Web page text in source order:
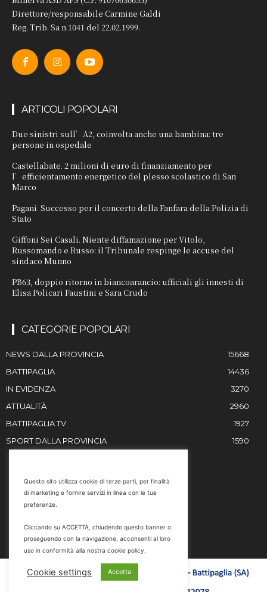
Direttore/responsabile Carmine Galdi
Reg. Trib. Sa n.1041 del 22.02.1999.
ARTICOLI POPOLARI
Due sinistri sull’A2, coinvolta anche una bambina: tre
persone in ospedale
Castellabate. 2 milioni di euro di finanziamento per
l’efficientamento energetico del plesso scolastico di San
Marco
Pagani. Successo per il concerto della Fanfara della Polizia di
Stato
Giffoni Sei Casali. Niente diffamazione per Vitolo,
Russomando e Russo: il Tribunale respinge le accuse del
sindaco Munno
PB63, doppio ritorno in biancoarancio: ufficiali gli innesti di
Elisa Policari Faustini e Sara Crudo
CATEGORIE POPOLARI
NEWS DALLA PROVINCIA
15668
BATTIPAGLIA
14436
IN EVIDENZA
3270
ATTUALITÀ
2960
BATTIPAGLIA TV
1927
SPORT DALLA PROVINCIA
1590
Email
marketing@battipaglia1929.it
carminegaldi@virgilio.it
Questo sito utilizza cookie di terze parti, per finalità
di marketing e fornire servizi in linea con le tue
preferenze.
Cliccando su ACCETTA, chiudendo questo banner o
proseguendo con la navigazione, acconsenti al loro
uso in conformità alla nostra cookie policy.
Cookie settings Accetta